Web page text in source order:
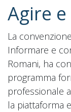
Agire
La
Informare e
Romani, ha
programma
professionale
la piattaforma